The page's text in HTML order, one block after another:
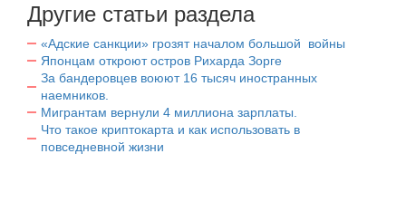
Другие статьи раздела
«Адские санкции» грозят началом большой войны
Японцам откроют остров Рихарда Зорге
За бандеровцев воюют 16 тысяч иностранных
наемников.
Мигрантам вернули 4 миллиона зарплаты.
Что такое криптокарта и как использовать в
повседневной жизни